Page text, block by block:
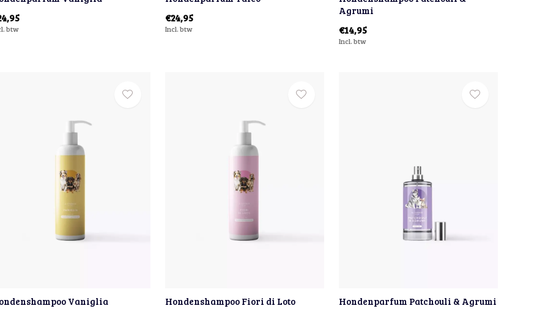
btw
€24,95
Incl. btw
Agrumi
€14,95
Incl. btw
Vaniglia
Hondenshampoo Fiori di Loto
Hondenparfum Patchouli & Agrumi